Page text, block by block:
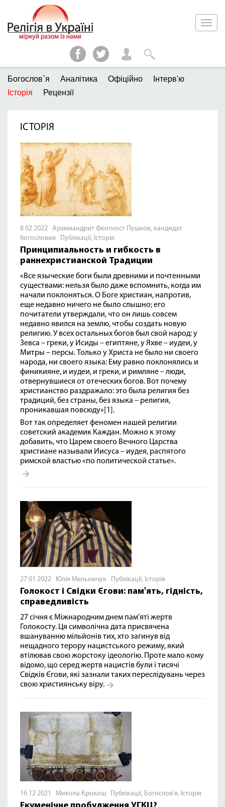
Богослов`я Аналітика Офіційно
Інтерв'ю
Історія
Рецензії
ІСТОРІЯ
8 02 2022 Архимандрит Феогност Пушков, кандидат
богословия
Публікації, Історія
Принципиальность и гибкость в
раннехристианской Традиции
«Все языческие боги были древними и почтенными
существами: нельзя было даже вспомнить, когда им
начали поклоняться. О Боге христиан, напротив,
еще недавно ничего не было слышно; его
почитатели утверждали, что он лишь совсем
недавно явился на землю, чтобы создать новую
религию. У всех остальных богов был свой народ: у
Зевса – греки, у Исиды – египтяне, у Яхве – иудеи, у
Митры – персы. Только у Христа не было ни своего
народа, ни своего языка: Ему равно поклонялись и
финикияне, и иудеи, и греки, и римляне – люди,
отвернувшиеся от отеческих богов. Вот почему
христианство раздражало: это была религия без
традиций, без страны, без языка – религия,
проникавшая повсюду» [1] .
Вот так определяет феномен нашей религии
советский академик Каждан. Можно к этому
добавить, что Царем своего Вечного Царства
христиане называли Иисуса – иудея, распятого
римской властью «по политической статье».
27 01 2022 Юлія Мельничук Публікації, Історія
Голокост і Свідки Єгови: пам'ять, гідність,
справедливість
27 січня є Міжнародним днем пам’яті жертв
Голокосту. Ця символічна дата присвячена
вшануванню мільйонів тих, хто загинув від
нещадного терору нацистського режиму, який
втілював свою жорстоку ідеологію. Проте мало кому
відомо, що серед жертв нацистів були і тисячі
Свідків Єгови, які зазнали таких переслідувань через
свою християнську віру.
16 12 2021 Микола Крокош Публікації, Богослов'я, Історія